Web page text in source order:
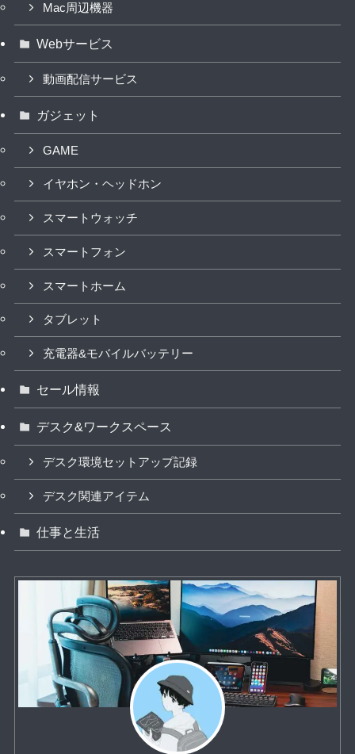
Mac周辺機器
Webサービス
動画配信サービス
ガジェット
GAME
イヤホン・ヘッドホン
スマートウォッチ
スマートフォン
スマートホーム
タブレット
充電器&モバイルバッテリー
セール情報
デスク&ワークスペース
デスク環境セットアップ記録
デスク関連アイテム
仕事と生活